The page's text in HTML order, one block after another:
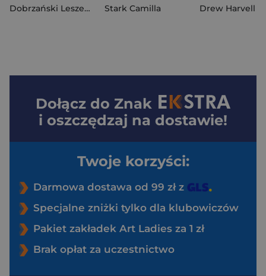
Dobrzański Leszek A.
Stark Camilla
Drew Harvell
Dołącz do Znak
i oszczędzaj na dostawie!
Twoje korzyści:
Darmowa dostawa od 99 zł z
Specjalne zniżki tylko dla klubowiczów
Pakiet zakładek Art Ladies za 1 zł
Brak opłat za uczestnictwo